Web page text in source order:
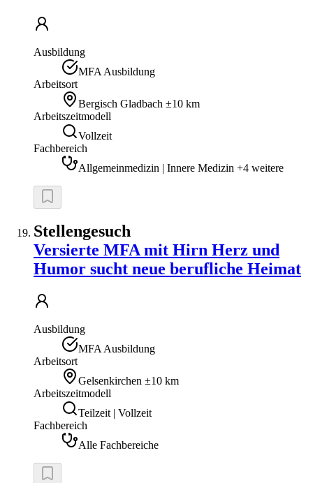
Ausbildung
MFA Ausbildung
Arbeitsort
Bergisch Gladbach ±10 km
Arbeitszeitmodell
Vollzeit
Fachbereich
Allgemeinmedizin | Innere Medizin +4 weitere
Stellengesuch
Versierte MFA mit Hirn Herz und
Humor sucht neue berufliche Heimat
Ausbildung
MFA Ausbildung
Arbeitsort
Gelsenkirchen ±10 km
Arbeitszeitmodell
Teilzeit | Vollzeit
Fachbereich
Alle Fachbereiche